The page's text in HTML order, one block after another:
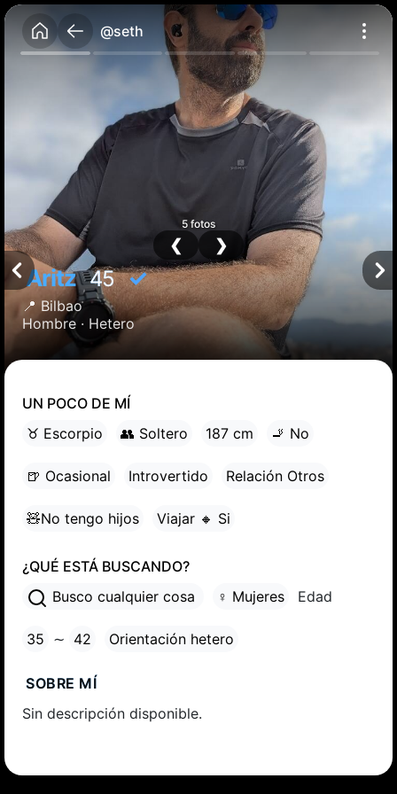
@seth
Aritz45✓
📍 Bilbao
Hombre · Hetero
5 fotos
❮ ❯
UN POCO DE MÍ
♉ Escorpio
👥 Soltero 187 cm 🚬 No
🍺 Ocasional Introvertido Relación Otros
🧸No tengo hijos Viajar 🔸 Si
¿QUÉ ESTÁ BUSCANDO?
Busco cualquier cosa
♀ Mujeres Edad
35 ∼ 42 Orientación hetero
SOBRE MÍ
Sin descripción disponible.